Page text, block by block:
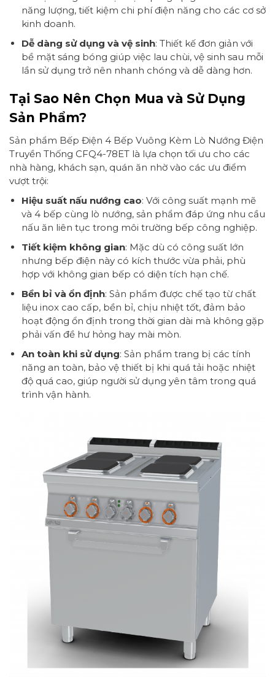
năng lượng, tiết kiệm chi phí điện năng cho các cơ sở
kinh doanh.
Dễ dàng sử dụng và vệ sinh: Thiết kế đơn giản với
bề mặt sáng bóng giúp việc lau chùi, vệ sinh sau mỗi
lần sử dụng trở nên nhanh chóng và dễ dàng hơn.
Tại Sao Nên Chọn Mua và Sử Dụng
Sản Phẩm?
Sản phẩm Bếp Điện 4 Bếp Vuông Kèm Lò Nướng Điện
Truyền Thống CFQ4-78ET là lựa chọn tối ưu cho các
nhà hàng, khách sạn, quán ăn nhờ vào các ưu điểm
vượt trội:
Hiệu suất nấu nướng cao: Với công suất mạnh mẽ
và 4 bếp cùng lò nướng, sản phẩm đáp ứng nhu cầu
nấu ăn liên tục trong môi trường bếp công nghiệp.
Tiết kiệm không gian: Mặc dù có công suất lớn
nhưng bếp điện này có kích thước vừa phải, phù
hợp với không gian bếp có diện tích hạn chế.
Bền bỉ và ổn định: Sản phẩm được chế tạo từ chất
liệu inox cao cấp, bền bỉ, chịu nhiệt tốt, đảm bảo
hoạt động ổn định trong thời gian dài mà không gặp
phải vấn đề hư hỏng hay mài mòn.
An toàn khi sử dụng: Sản phẩm trang bị các tính
năng an toàn, bảo vệ thiết bị khi quá tải hoặc nhiệt
độ quá cao, giúp người sử dụng yên tâm trong quá
trình vận hành.